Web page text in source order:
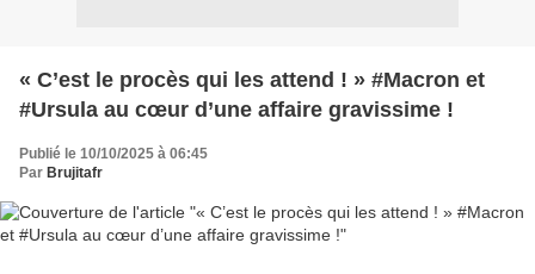
« C’est le procès qui les attend ! » #Macron et
#Ursula au cœur d’une affaire gravissime !
Publié le 10/10/2025 à 06:45
Par Brujitafr